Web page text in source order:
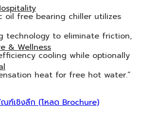
& Wellness
oil free bearing chiller utilizes
technology to eliminate friction,
cooling while optionally
heat for free hot water.”
ฑ์เชิงลึก (โหลด Brochure)